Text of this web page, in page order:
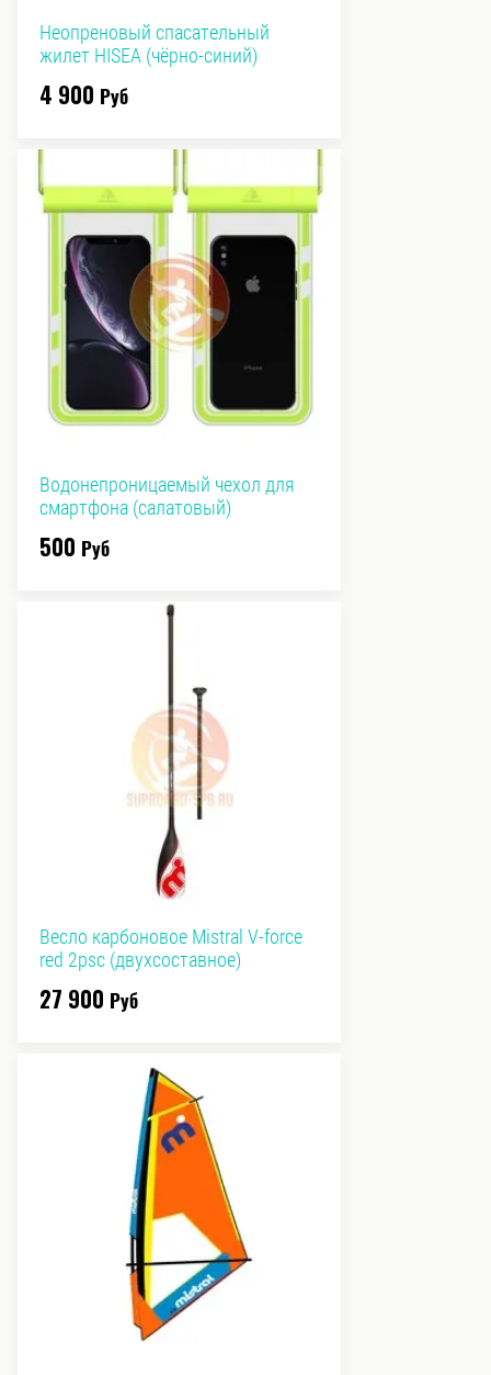
Неопреновый спасательный
жилет HISEA (чёрно-синий)
4 900 Руб
Водонепроницаемый чехол для
смартфона (салатовый)
500 Руб
Весло карбоновое Mistral V-force
red 2psc (двухсоставное)
27 900 Руб